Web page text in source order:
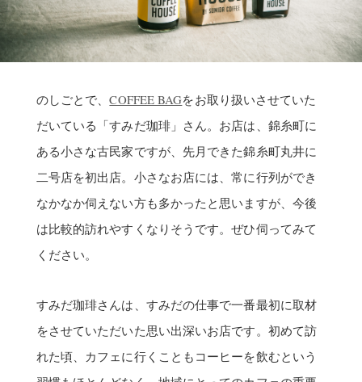
のしごとで、COFFEE BAGをお取り扱いさせていた
だいている「すみだ珈琲」さん。お店は、錦糸町に
ある小さな古民家ですが、先月できた錦糸町丸井に
二号店を初出店。小さなお店には、常に行列ができ
なかなか伺えない方も多かったと思いますが、今後
は比較的訪れやすくなりそうです。ぜひ伺ってみて
ください。
すみだ珈琲さんは、すみだの仕事で一番最初に取材
をさせていただいた思い出深いお店です。初めて訪
れた頃、カフェに行くこともコーヒーを飲むという